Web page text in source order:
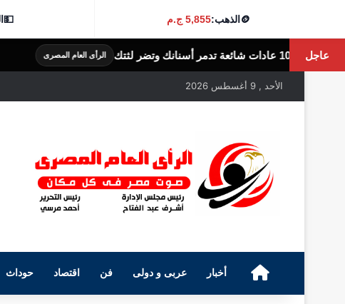
🪙الذهب:5,855 ج.م 💵
عاجل الرأى العام المصرى 6 أضرار لقلة النوم.. ماذا يحدث لجسمك عندما تنام أقل من 7 ساعات؟
الأحد , 9 أغسطس 2026
الرئيسيةأخبار عربى و دولى فن اقتصاد حوداث